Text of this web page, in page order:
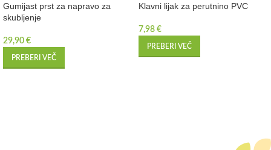
Gumijast prst za napravo za
skubljenje
29,90 €
PREBERI VEČ
Klavni lijak za perutnino PVC
7,98 €
PREBERI VEČ